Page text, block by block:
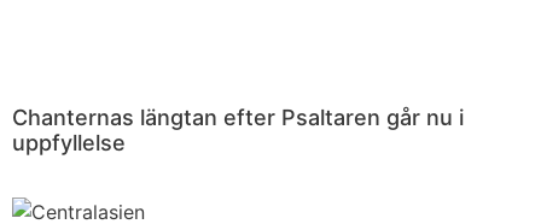
Chanternas längtan efter Psaltaren går nu i
uppfyllelse